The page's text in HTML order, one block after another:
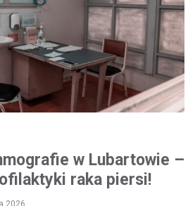
w Lubartowie –
raka piersi!
2026